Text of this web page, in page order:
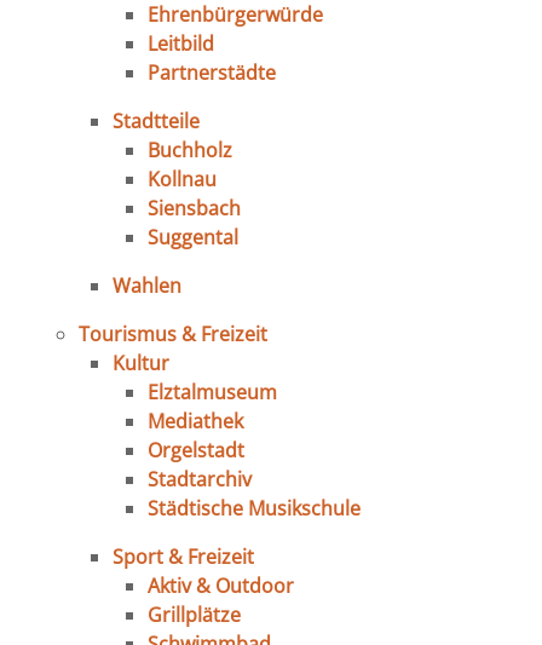
Ehrenbürgerwürde
Leitbild
Partnerstädte
Stadtteile
Buchholz
Kollnau
Siensbach
Suggental
Wahlen
Tourismus & Freizeit
Kultur
Elztalmuseum
Mediathek
Orgelstadt
Stadtarchiv
Städtische Musikschule
Sport & Freizeit
Aktiv & Outdoor
Grillplätze